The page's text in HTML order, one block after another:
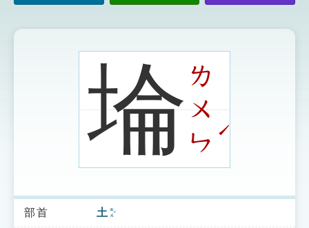
索引選單
搜
示
搜
鍵
圖
埨ㄌ
ㄨ
ㄣ
ˊ
部首 土 ㄊㄨˇ